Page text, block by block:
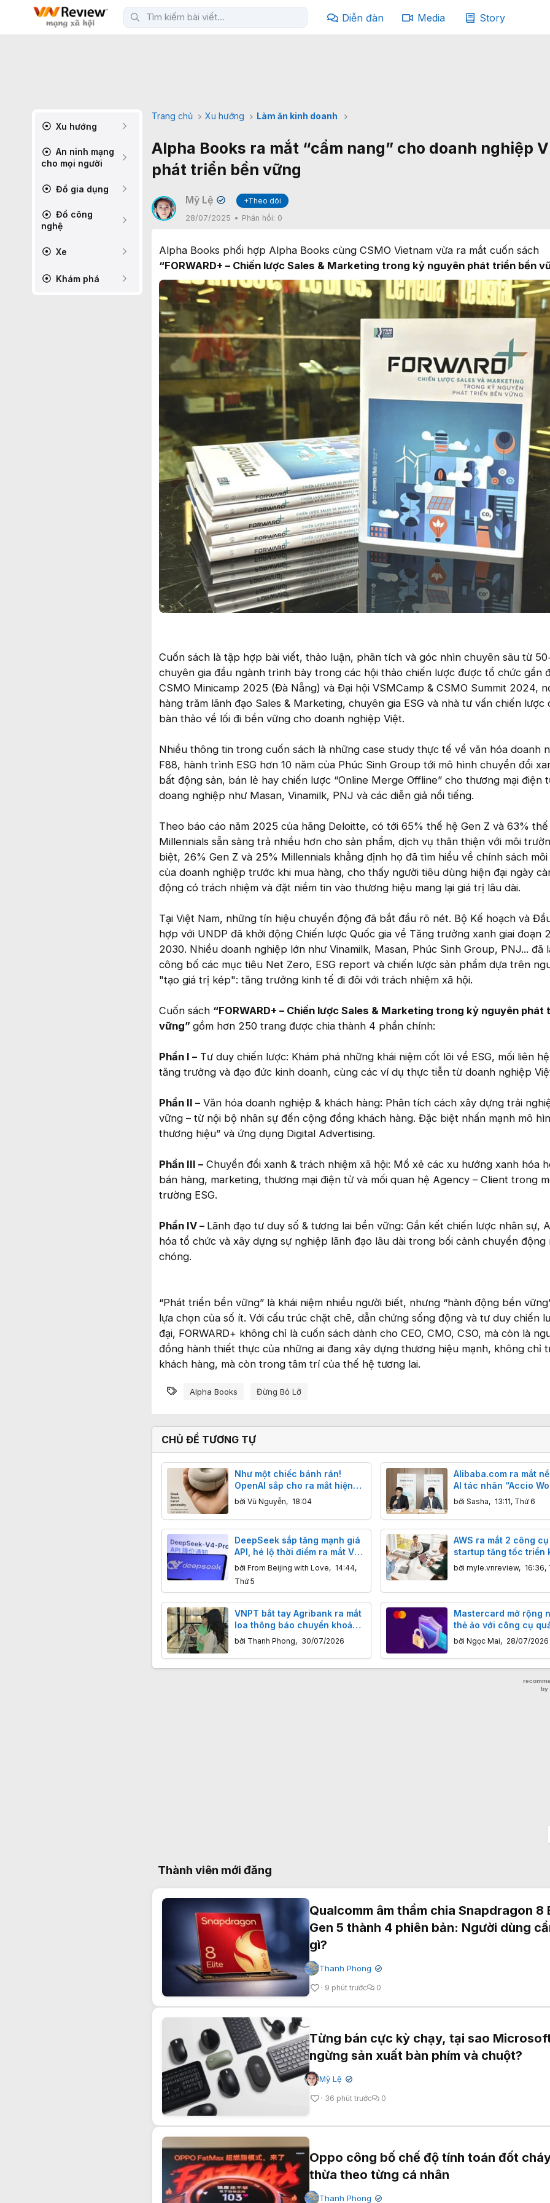
Diễn đàn Media Story
Xu hướng
An ninh mạng
cho mọi người
Đồ gia dụng
Đồ công
nghệ
Xe
Khám phá
Trang chủ Xu hướng Làm ăn kinh doanh
Alpha Books ra mắt “cẩm nang” cho doanh nghiệp
phát triển bền vững
Mỹ Lệ ✔
+Theo dõi
28/07/2025
Phản hồi: 0
Alpha Books phối hợp Alpha Books cùng CSMO Vietnam vừa ra mắt cuốn sách
“FORWARD+ – Chiến lược Sales & Marketing trong kỷ nguyên phát triển bền
Cuốn sách là tập hợp bài viết, thảo luận, phân tích và góc nhìn chuyên sâu từ
chuyên gia đầu ngành trình bày trong các hội thảo chiến lược được tổ chức gần
CSMO Minicamp 2025 (Đà Nẵng) và Đại hội VSMCamp & CSMO Summit 2024,
hàng trăm lãnh đạo Sales & Marketing, chuyên gia ESG và nhà tư vấn chiến lược
bàn thảo về lối đi bền vững cho doanh nghiệp Việt.
Nhiều thông tin trong cuốn sách là những case study thực tế về văn hóa doanh
F88, hành trình ESG hơn 10 năm của Phúc Sinh Group tới mô hình chuyển đổi
bất động sản, bán lẻ hay chiến lược “Online Merge Offline” cho thương mại điện
doang nghiệp như Masan, Vinamilk, PNJ và các diễn giả nổi tiếng.
Theo báo cáo năm 2025 của hãng Deloitte, có tới 65% thế hệ Gen Z và 63% thế
Millennials sẵn sàng trả nhiều hơn cho sản phẩm, dịch vụ thân thiện với môi
biệt, 26% Gen Z và 25% Millennials khẳng định họ đã tìm hiểu về chính sách
của doanh nghiệp trước khi mua hàng, cho thấy người tiêu dùng hiện đại ngày
động có trách nhiệm và đặt niềm tin vào thương hiệu mang lại giá trị lâu dài.
Tại Việt Nam, những tín hiệu chuyển động đã bắt đầu rõ nét. Bộ Kế hoạch và
hợp với UNDP đã khởi động Chiến lược Quốc gia về Tăng trưởng xanh giai đoạn
2030. Nhiều doanh nghiệp lớn như Vinamilk, Masan, Phúc Sinh Group, PNJ... đã
công bố các mục tiêu Net Zero, ESG report và chiến lược sản phẩm dựa trên
"tạo giá trị kép": tăng trưởng kinh tế đi đôi với trách nhiệm xã hội.
Cuốn sách “FORWARD+ – Chiến lược Sales & Marketing trong kỷ nguyên phát
vững” gồm hơn 250 trang được chia thành 4 phần chính:
Phần I – Tư duy chiến lược: Khám phá những khái niệm cốt lõi về ESG, mối liên
tăng trưởng và đạo đức kinh doanh, cùng các ví dụ thực tiễn từ doanh nghiệp
Phần II – Văn hóa doanh nghiệp & khách hàng: Phân tích cách xây dựng trải
vững – từ nội bộ nhân sự đến cộng đồng khách hàng. Đặc biệt nhấn mạnh mô
thương hiệu” và ứng dụng Digital Advertising.
Phần III – Chuyển đổi xanh & trách nhiệm xã hội: Mổ xẻ các xu hướng xanh hóa
bán hàng, marketing, thương mại điện tử và mối quan hệ Agency – Client trong
trường ESG.
Phần IV – Lãnh đạo tư duy số & tương lai bền vững: Gắn kết chiến lược nhân sự,
hóa tổ chức và xây dựng sự nghiệp lãnh đạo lâu dài trong bối cảnh chuyển động
chóng.
“Phát triển bền vững” là khái niệm nhiều người biết, nhưng “hành động bền
lựa chọn của số ít. Với cấu trúc chặt chẽ, dẫn chứng sống động và tư duy chiến
đại, FORWARD+ không chỉ là cuốn sách dành cho CEO, CMO, CSO, mà còn là
đồng hành thiết thực của những ai đang xây dựng thương hiệu mạnh, không chỉ
khách hàng, mà còn trong tâm trí của thế hệ tương lai.
Từ khóa
Alpha Books Đừng Bỏ Lỡ
CHỦ ĐỀ TƯƠNG TỰ
Như một chiếc bánh rán!
OpenAI sắp cho ra mắt hiện
thân vật lý của ChatGPT
bởi Vũ Nguyễn, 18:04
Alibaba.com ra mắt
AI tác nhân “Accio
trợ doanh nghiệp Việt
bởi Sasha, 13:11, Thứ 6
DeepSeek sắp tăng mạnh giá
API, hé lộ thời điểm ra mắt V4
Pro
bởi From Beijing with Love, 14:44,
Thứ 5
AWS ra mắt 2 công
startup tăng tốc triển
tưởng
bởi myle.vnreview, 16:36,
VNPT bắt tay Agribank ra mắt
loa thông báo chuyển khoản
TingPay cho hộ kinh doanh
bởi Thanh Phong, 30/07/2026
Mastercard mở rộng
thẻ ảo với công cụ
bảo mật mới
bởi Ngọc Mai, 28/07/2026
Thành viên mới đăng
Qualcomm âm thầm chia Snapdragon 8
Gen 5 thành 4 phiên bản: Người dùng
gì?
Thanh Phong ✔
9 phút trước 0
Từng bán cực kỳ chạy, tại sao
ngừng sản xuất bàn phím và chuột?
Mỹ Lệ ✔
36 phút trước 0
Oppo công bố chế độ tính toán đốt
thừa theo từng cá nhân
Thanh Phong ✔